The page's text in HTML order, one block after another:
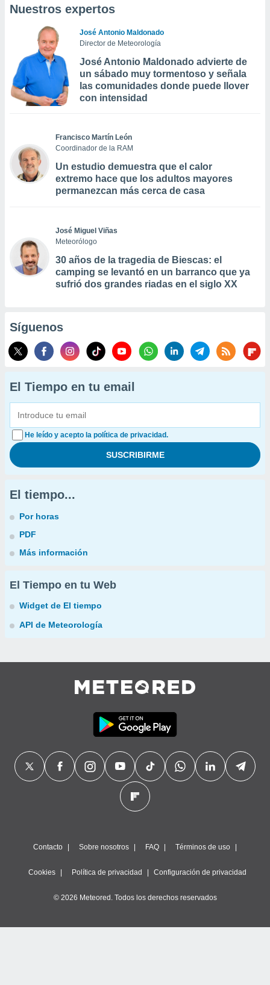
Nuestros expertos
José Antonio Maldonado
Director de Meteorología
José Antonio Maldonado advierte de
un sábado muy tormentoso y señala
las comunidades donde puede llover
con intensidad
Francisco Martín León
Coordinador de la RAM
Un estudio demuestra que el calor
extremo hace que los adultos mayores
permanezcan más cerca de casa
José Miguel Viñas
Meteorólogo
30 años de la tragedia de Biescas: el
camping se levantó en un barranco que ya
sufrió dos grandes riadas en el siglo XX
Síguenos
El Tiempo en tu email
He leído y acepto la política de privacidad.
El tiempo...
Por horas
PDF
Más información
El Tiempo en tu Web
Widget de El tiempo
API de Meteorología
Contacto Sobre nosotros FAQ Términos de uso
Cookies Política de privacidad Configuración de privacidad
© 2026 Meteored. Todos los derechos reservados